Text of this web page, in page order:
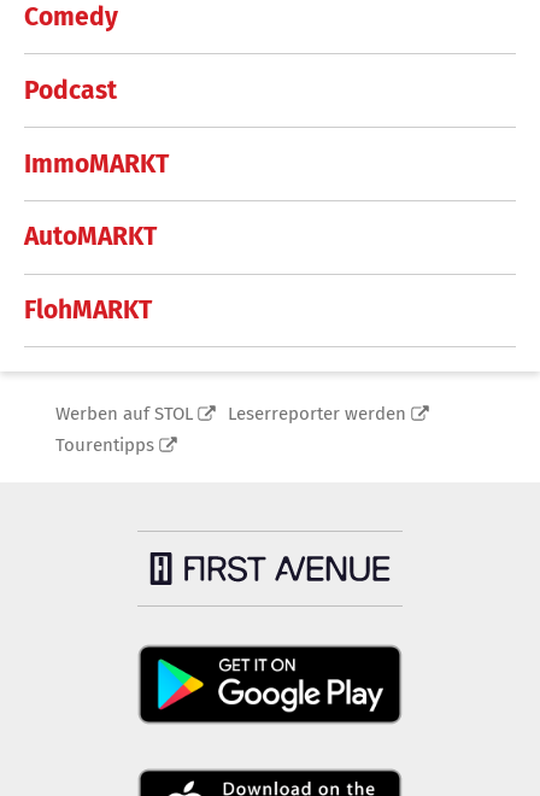
Comedy
Podcast
ImmoMARKT
AutoMARKT
FlohMARKT
Werben auf STOL
Leserreporter werden
Tourentipps